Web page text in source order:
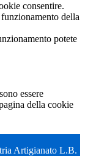
consentire.
della
potete
essere
della cookie
Artigianato L.B.